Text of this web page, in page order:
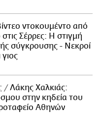
ντοκουμέντο από
Σέρρες: Η στιγμή
σύγκρουσης - Νεκροί
Λάκης Χαλκιάς:
στην κηδεία του
Αθηνών